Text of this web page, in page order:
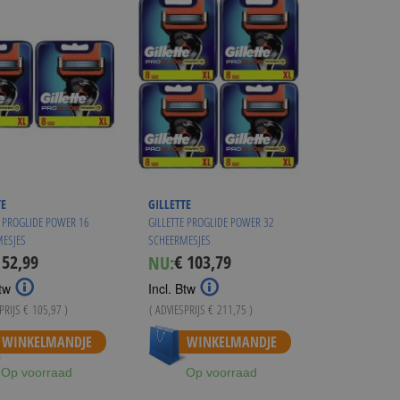
PROGLIDE POWER 16
€ 105,97 )
WINKELMANDJE
Op voorraad
GILLETTE
GILLETTE PROGLIDE POWER 32
SCHEERMESJES
NU:Special
Price
€ 103,79
Incl. Btw
( ADVIESPRIJS € 211,75 )
WINKELMANDJE
Op voorraad